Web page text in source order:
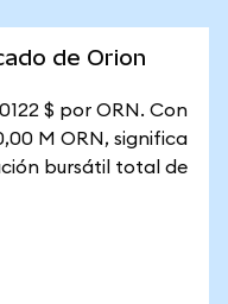
de Orion
$ por ORN. Con
M ORN, significa
bursátil total de